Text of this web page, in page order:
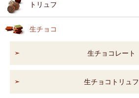
トリュフ
生チョコ
生チョコレート
生チョコトリュフ